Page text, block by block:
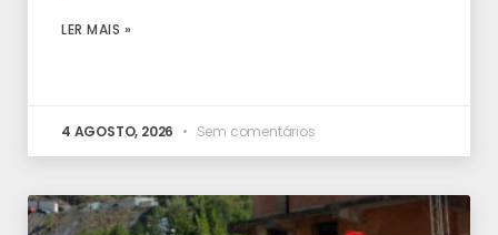
LER MAIS »
4 AGOSTO, 2026 Sem comentários